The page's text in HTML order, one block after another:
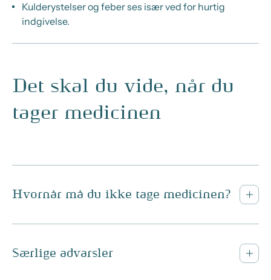
Kulderystelser og feber ses især ved for hurtig
indgivelse.
Det skal du vide, når du
tager medicinen
Hvornår må du ikke tage medicinen?
Særlige advarsler